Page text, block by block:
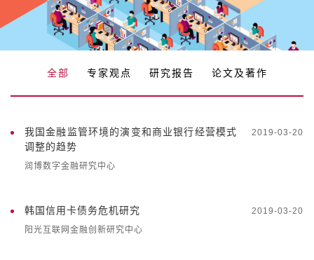
全部 专家观点 研究报告 论文及著作
我国金融监管环境的演变和商业银行经营模式
调整的趋势
润博数字金融研究中心
2019-03-20
韩国信用卡债务危机研究
阳光互联网金融创新研究中心
2019-03-20